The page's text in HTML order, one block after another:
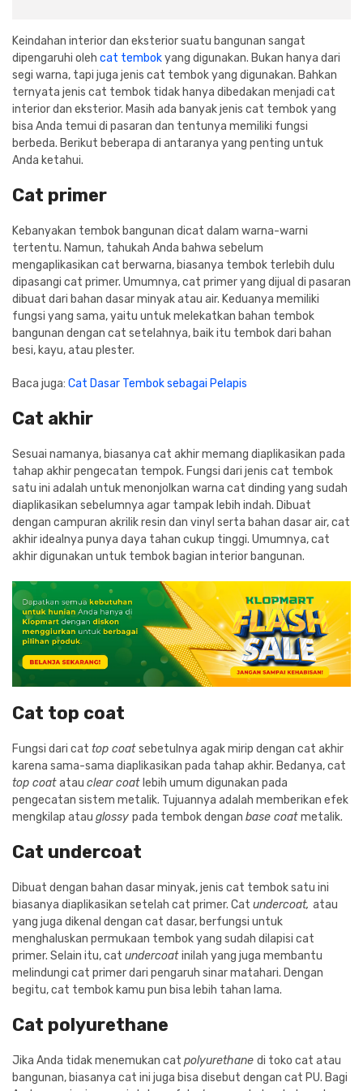
Saniter
Keindahan interior dan eksterior suatu bangunan sangat
dipengaruhi oleh cat tembokyang digunakan. Bukan hanya dari
segi warna, tapi juga jenis cat tembok yang digunakan. Bahkan
ternyata jenis cat tembok tidak hanya dibedakan menjadi cat
interior dan eksterior. Masih ada banyak jenis cat tembok yang
bisa Anda temui di pasaran dan tentunya memiliki fungsi
berbeda. Berikut beberapa di antaranya yang penting untuk
Anda ketahui.
Cat primer
Kebanyakan tembok bangunan dicat dalam warna-warni
tertentu. Namun, tahukah Anda bahwa sebelum
mengaplikasikan cat berwarna, biasanya tembok terlebih dulu
dipasangi cat primer. Umumnya, cat primer yang dijual di pasaran
dibuat dari bahan dasar minyak atau air. Keduanya memiliki
fungsi yang sama, yaitu untuk melekatkan bahan tembok
bangunan dengan cat setelahnya, baik itu tembok dari bahan
besi, kayu, atau plester.
Baca juga: Cat Dasar Tembok sebagai Pelapis
Cat akhir
Sesuai namanya, biasanya cat akhir memang diaplikasikan pada
tahap akhir pengecatan tempok. Fungsi dari jenis cat tembok
satu ini adalah untuk menonjolkan warna cat dinding yang sudah
diaplikasikan sebelumnya agar tampak lebih indah. Dibuat
dengan campuran akrilik resin dan vinyl serta bahan dasar air, cat
akhir idealnya punya daya tahan cukup tinggi. Umumnya, cat
akhir digunakan untuk tembok bagian interior bangunan.
Cat top coat
Fungsi dari cat top coatsebetulnya agak mirip dengan cat akhir
karena sama-sama diaplikasikan pada tahap akhir. Bedanya, cat
top coatatau clear coat lebih umum digunakan pada
pengecatan sistem metalik. Tujuannya adalah memberikan efek
mengkilap atau glossy pada tembok dengan base coatmetalik.
Cat undercoat
Dibuat dengan bahan dasar minyak, jenis cat tembok satu ini
biasanya diaplikasikan setelah cat primer. Cat undercoat, atau
yang juga dikenal dengan cat dasar, berfungsi untuk
menghaluskan permukaan tembok yang sudah dilapisi cat
primer. Selain itu, cat undercoatinilah yang juga membantu
melindungi cat primer dari pengaruh sinar matahari. Dengan
begitu, cat tembok kamu pun bisa lebih tahan lama.
Cat polyurethane
Jika Anda tidak menemukan cat polyurethane di toko cat atau
bangunan, biasanya cat ini juga bisa disebut dengan cat PU. Bagi